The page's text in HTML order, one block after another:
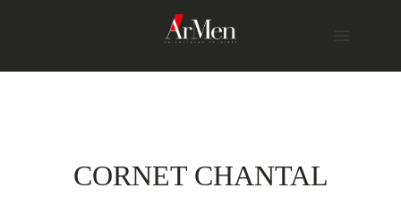
CORNET CHANTAL